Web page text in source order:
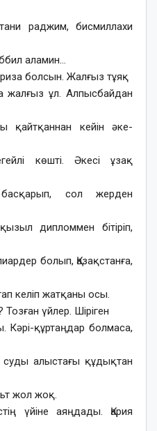
раджим, бисмиллахи
аламин…
болсын. Жалғыз тұяқ
жалғыз ұл. Алпысбайдан
қайтқаннан кейін әке-
көшті. Әкесі ұзақ
сол жерден
дипломмен бітіріп,
болып, Қазақстанға,
келіп жатқаны осы.
үйлер. Шіріген
Кәрі-құртаңдар болмаса,
суды алыстағы құдықтан
жол жоқ.
үйіне аяңдады. Қария